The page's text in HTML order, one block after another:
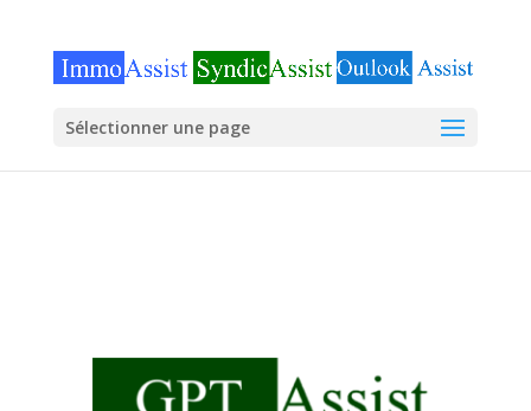
Sélectionner une page